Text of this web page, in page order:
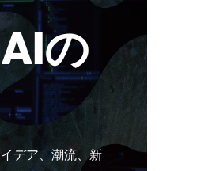
の
デア、潮流、新